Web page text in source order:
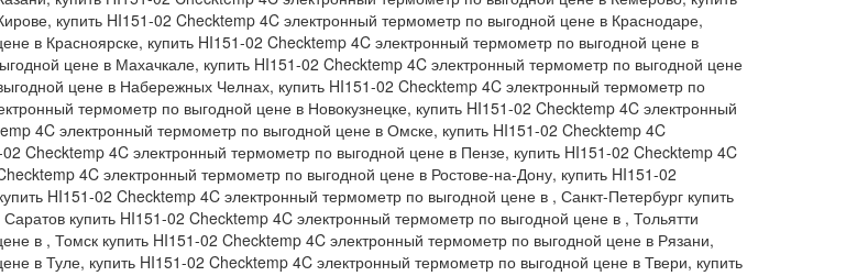
купить HI151-02 Checktemp 4C электронный термометр по выгодной цене в Краснодаре,
в Красноярске, купить HI151-02 Checktemp 4C электронный термометр по выгодной цене в
цене в Махачкале, купить HI151-02 Checktemp 4C электронный термометр по выгодной цене
цене в Набережных Челнах, купить HI151-02 Checktemp 4C электронный термометр по
термометр по выгодной цене в Новокузнецке, купить HI151-02 Checktemp 4C электронный
4C электронный термометр по выгодной цене в Омске, купить HI151-02 Checktemp 4C
Checktemp 4C электронный термометр по выгодной цене в Пензе, купить HI151-02 Checktemp 4C
4C электронный термометр по выгодной цене в Ростове-на-Дону, купить HI151-02
HI151-02 Checktemp 4C электронный термометр по выгодной цене в , Санкт-Петербург купить
купить HI151-02 Checktemp 4C электронный термометр по выгодной цене в , Тольятти
в , Томск купить HI151-02 Checktemp 4C электронный термометр по выгодной цене в Рязани,
в Туле, купить HI151-02 Checktemp 4C электронный термометр по выгодной цене в Твери, купить